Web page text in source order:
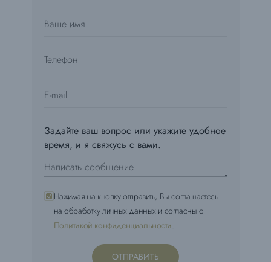
Задайте ваш вопрос или укажите удобное
время, и я свяжусь с вами.
Нажимая на кнопку отправить, Вы соглашаетесь
на обработку личных данных и согласны с
Политикой конфиденциальности.
ОТПРАВИТЬ